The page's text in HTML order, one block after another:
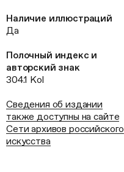
Наличие иллюстраций
Да
Полочный индекс и
авторский знак
304.1 Kol
Сведения об издании
также доступны на сайте
Сети архивов российского
искусства